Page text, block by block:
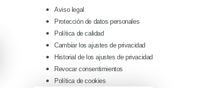
Aviso legal
Protección de datos personales
Política de calidad
Cambiar los ajustes de privacidad
Historial de los ajustes de privacidad
Revocar consentimientos
Política de cookies